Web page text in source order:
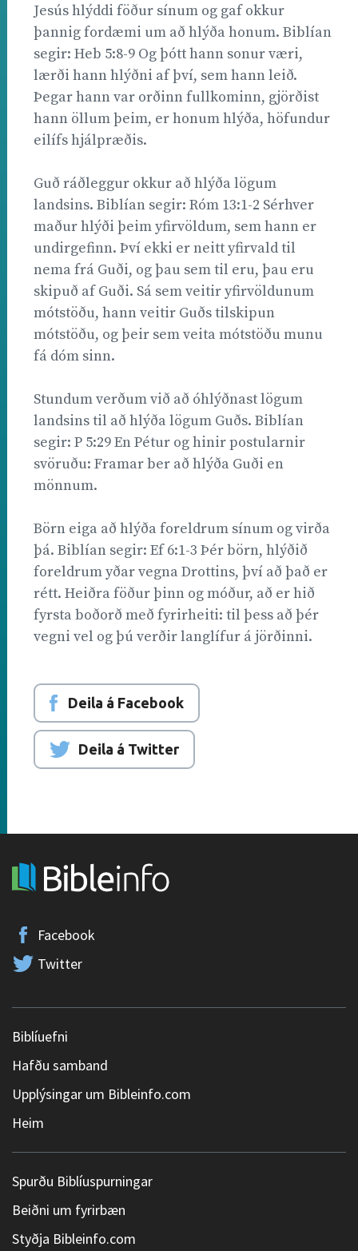
Jesús hlýddi föður sínum og gaf okkur
þannig fordæmi um að hlýða honum. Biblían
segir: Heb 5:8-9 Og þótt hann sonur væri,
lærði hann hlýðni af því, sem hann leið.
Þegar hann var orðinn fullkominn, gjörðist
hann öllum þeim, er honum hlýða, höfundur
eilífs hjálpræðis.
Guð ráðleggur okkur að hlýða lögum
landsins. Biblían segir: Róm 13:1-2 Sérhver
maður hlýði þeim yfirvöldum, sem hann er
undirgefinn. Því ekki er neitt yfirvald til
nema frá Guði, og þau sem til eru, þau eru
skipuð af Guði. Sá sem veitir yfirvöldunum
mótstöðu, hann veitir Guðs tilskipun
mótstöðu, og þeir sem veita mótstöðu munu
fá dóm sinn.
Stundum verðum við að óhlýðnast lögum
landsins til að hlýða lögum Guðs. Biblían
segir: P 5:29 En Pétur og hinir postularnir
svöruðu: Framar ber að hlýða Guði en
mönnum.
Börn eiga að hlýða foreldrum sínum og virða
þá. Biblían segir: Ef 6:1-3 Þér börn, hlýðið
foreldrum yðar vegna Drottins, því að það er
rétt. Heiðra föður þinn og móður, að er hið
fyrsta boðorð með fyrirheiti: til þess að þér
vegni vel og þú verðir langlífur á jörðinni.
Deila á Facebook
Deila á Twitter
Facebook
Twitter
Biblíuefni
Hafðu samband
Upplýsingar um Bibleinfo.com
Heim
Spurðu Biblíuspurningar
Beiðni um fyrirbæn
Styðja Bibleinfo.com